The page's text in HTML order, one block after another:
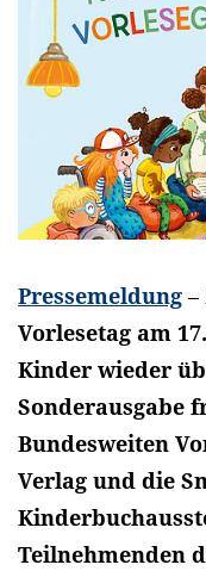
Pressemeldung –
Vorlesetag am
Kinder wieder
Sonderausgabe
Bundesweiten
Verlag und die
Teilnehmenden